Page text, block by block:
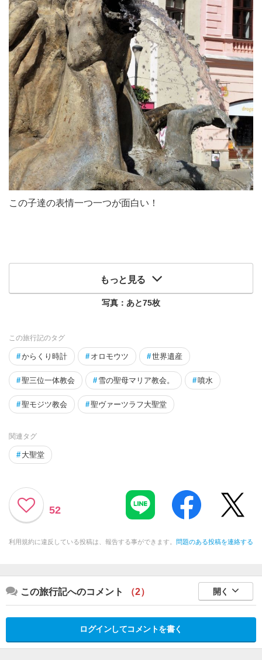
この子達の表情一つ一つが面白い！
もっと見る
写真：あと75枚
この旅行記のタグ
#からくり時計 # オロモウツ #世界遺産
#聖三位一体教会 # 雪の聖母マリア教会。 #噴水
#聖モジツ教会 #聖ヴァーツラフ大聖堂
関連タグ
# 大聖堂
52
利用規約に違反している投稿は、報告する事ができます。 問題のある投稿を連絡する
この旅行記へのコメント （2） 開く
ログインしてコメントを書く